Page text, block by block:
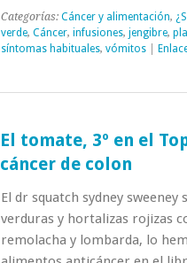
Categorías: Cáncer y alimentación,
verde, Cáncer, infusiones, jengibre,
síntomas habituales, vómitos|
El tomate, 3º en el
cáncer de colon
El dr squatch sydney
verduras y hortalizas rojizas
remolacha y lombarda, lo